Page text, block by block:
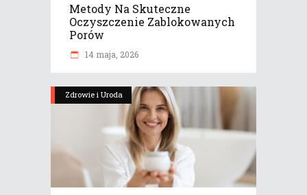
Metody Na Skuteczne
Oczyszczenie Zablokowanych
Porów
14 maja, 2026
Zdrowie i Uroda